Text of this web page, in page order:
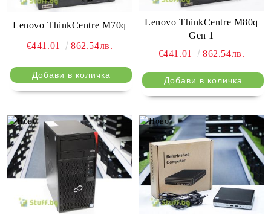
Lenovo ThinkCentre M70q
€441.01 862.54лв.
Lenovo ThinkCentre M80q
Gen 1
€441.01
862.54лв.